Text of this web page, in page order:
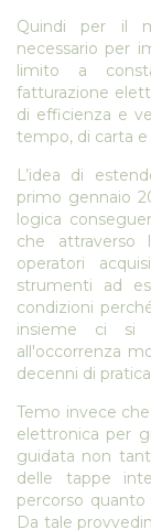
Quindi per il
necessario per
limito a
fatturazione
di efficienza e
tempo, di carta e
L’idea di
primo gennaio
logica
che attraverso
operatori
strumenti ad
condizioni
insieme ci si
all'occorrenza
decenni di
Temo invece
elettronica per
guidata non
delle tappe
percorso
Da tale